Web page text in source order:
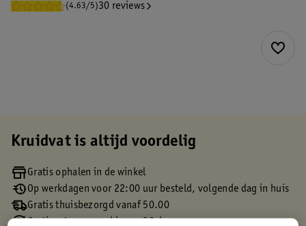
(4.63/5)30 reviews
Kruidvat is altijd voordelig
Gratis ophalen in de winkel
Op werkdagen voor 22:00 uur besteld, volgende dag in huis
Gratis thuisbezorgd vanaf 50.00
Gratis retourneren binnen 30 dagen